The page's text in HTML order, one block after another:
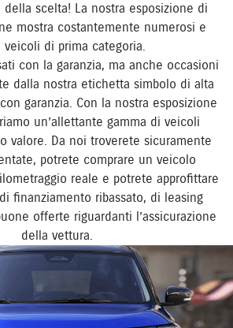
della scelta! La nostra esposizione di
mostra costantemente numerosi e
veicoli di prima categoria.
con la garanzia, ma anche occasioni
dalla nostra etichetta simbolo di alta
garanzia. Con la nostra esposizione
un’allettante gamma di veicoli
valore. Da noi troverete sicuramente
potrete comprare un veicolo
reale e potrete approfittare
finanziamento ribassato, di leasing
offerte riguardanti l’assicurazione
della vettura.